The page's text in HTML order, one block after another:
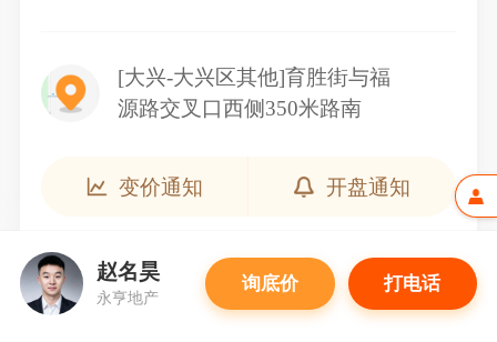
[大兴-大兴区其他]育胜街与福
源路交叉口西侧350米路南
变价通知 开盘通知
赵名昊
永亨地产
询底价 打电话